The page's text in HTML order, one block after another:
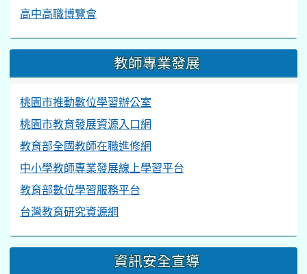
高中高職博覽會
教師專業發展
桃園市推動數位學習辦公室
桃園市教育發展資源入口網
教育部全國教師在職進修網
中小學教師專業發展線上學習平台
教育部數位學習服務平台
台灣教育研究資源網
資訊安全宣導